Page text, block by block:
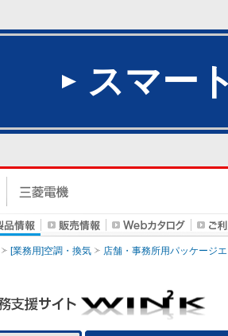
スマー
[業務用]空調・換気 店舗・事務所用パッケージ